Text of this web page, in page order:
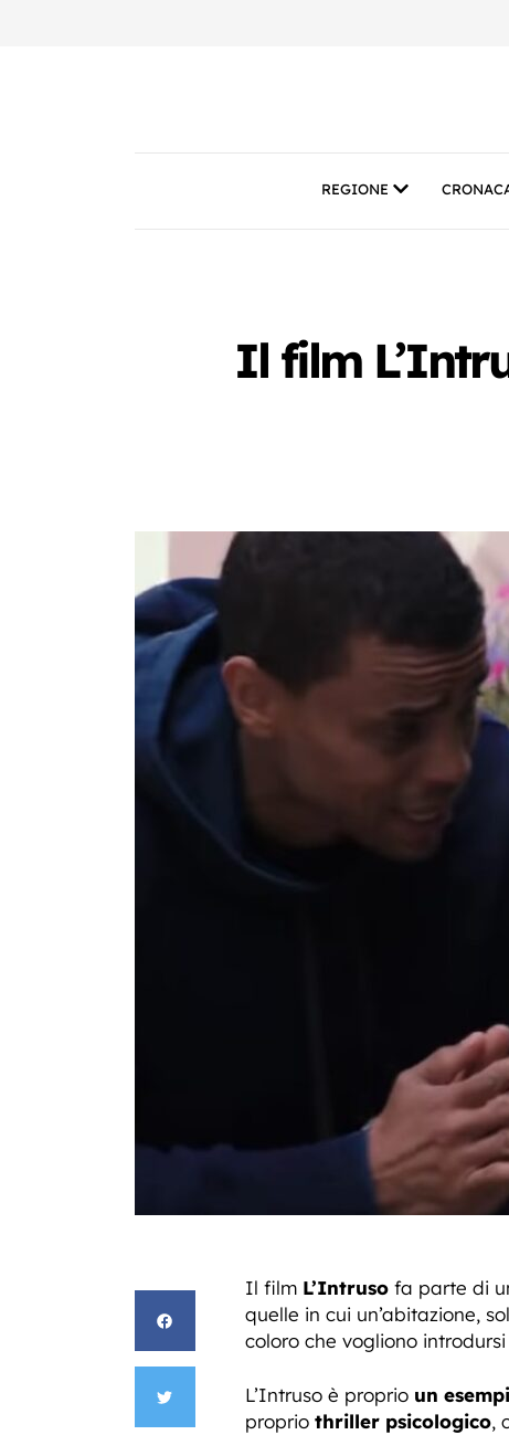
REGIONE
Il film
Il film L’Intruso fa parte di
quelle in cui un’abitazione,
coloro che vogliono
L’Intruso è proprio un
proprio thriller psicologico,